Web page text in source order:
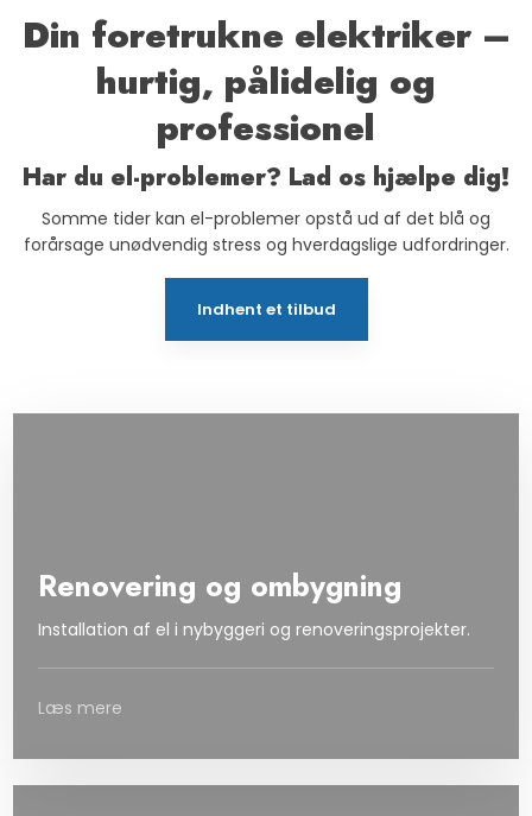
Din foretrukne elektriker –
hurtig, pålidelig og
professionel
Har du el-problemer? Lad os hjælpe dig!
Somme tider kan el-problemer opstå ud af det blå og
forårsage unødvendig stress og hverdagslige udfordringer.
Indhent et tilbud
Renovering og ombygning
Installation af el i nybyggeri og renoveringsprojekter.
Læs mere